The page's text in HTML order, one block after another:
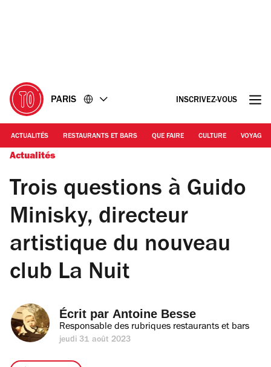
PARIS INSCRIVEZ-VOUS
ACTUALITÉS RESTAURANTS ET BARS QUE FAIRE CULTURE VOYAGE
Actualités
Trois questions à Guido
Minisky, directeur
artistique du nouveau
club La Nuit
Écrit par Antoine Besse
Responsable des rubriques restaurants et bars
jeudi 31 août 2023